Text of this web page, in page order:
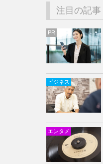
注目の記事
PR
ビジネス
エンタメ